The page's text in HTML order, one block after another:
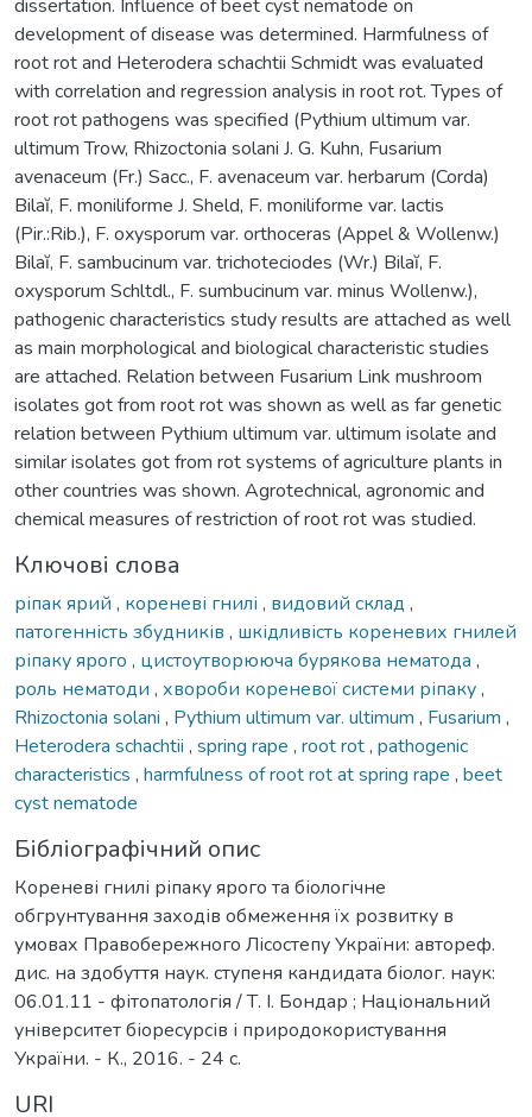
dissertation. Influence of beet cyst nematode on
development of disease was determined. Harmfulness of
root rot and Heterodera schachtii Schmidt was evaluated
with correlation and regression analysis in root rot. Types of
root rot pathogens was specified (Pythium ultimum var.
ultimum Trow, Rhizoctonia solani J. G. Kuhn, Fusarium
avenaceum (Fr.) Sacc., F. avenaceum var. herbarum (Corda)
Bilaĭ, F. moniliforme J. Sheld, F. moniliforme var. lactis
(Pir.:Rib.), F. oxysporum var. orthoceras (Appel & Wollenw.)
Bilaĭ, F. sambucinum var. trichoteciodes (Wr.) Bilaĭ, F.
oxysporum Schltdl., F. sumbucinum var. minus Wollenw.),
pathogenic characteristics study results are attached as well
as main morphological and biological characteristic studies
are attached. Relation between Fusarium Link mushroom
isolates got from root rot was shown as well as far genetic
relation between Pythium ultimum var. ultimum isolate and
similar isolates got from rot systems of agriculture plants in
other countries was shown. Agrotechnical, agronomic and
chemical measures of restriction of root rot was studied.
Ключові слова
ріпак ярий , кореневі гнилі , видовий склад ,
патогенність збудників , шкідливість кореневих гнилей
ріпаку ярого , цистоутворююча бурякова нематода ,
роль нематоди , хвороби кореневої системи ріпаку,
Rhizoctonia solani , Pythium ultimum var. ultimum , Fusarium ,
Heterodera schachtii , spring rape , root rot, pathogenic
characteristics , harmfulness of root rot at spring rape , beet
cyst nematode
Бібліографічний опис
Кореневі гнилі ріпаку ярого та біологічне
обгрунтування заходів обмеження їх розвитку в
умовах Правобережного Лісостепу України: автореф.
дис. на здобуття наук. ступеня кандидата біолог. наук:
06.01.11 - фітопатологія / Т. І. Бондар ; Національний
університет біоресурсів і природокористування
України. - К., 2016. - 24 с.
URI